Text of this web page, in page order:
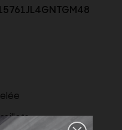
œillets